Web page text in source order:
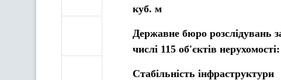
куб. м
Державне бюро розслідувань
числі 115 об'єктів
Стабільність інфраструктури